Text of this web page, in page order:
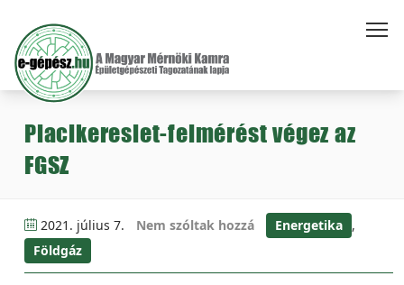
Piacikereslet-felmérést végez az
FGSZ
2021. július 7. Nem szóltak hozzá Energetika ,
Földgáz